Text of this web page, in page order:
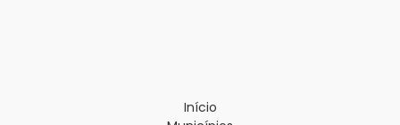
Início